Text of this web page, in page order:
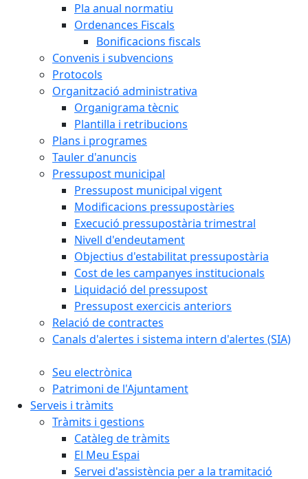
Pla anual normatiu
Ordenances Fiscals
Bonificacions fiscals
Convenis i subvencions
Protocols
Organització administrativa
Organigrama tècnic
Plantilla i retribucions
Plans i programes
Tauler d'anuncis
Pressupost municipal
Pressupost municipal vigent
Modificacions pressupostàries
Execució pressupostària trimestral
Nivell d'endeutament
Objectius d'estabilitat pressupostària
Cost de les campanyes institucionals
Liquidació del pressupost
Pressupost exercicis anteriors
Relació de contractes
Canals d'alertes i sistema intern d'alertes (SIA)
Seu electrònica
Patrimoni de l'Ajuntament
Serveis i tràmits
Tràmits i gestions
Catàleg de tràmits
El Meu Espai
Servei d'assistència per a la tramitació